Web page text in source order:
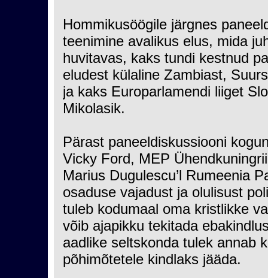
Hommikusöögile järgnes
teenimine avalikus elus, mida
huvitavas, kaks tundi kestnud
eludest külaline Zambiast,
ja kaks Europarlamendi liiget
Mikolasik.
Pärast paneeldiskussiooni
Vicky Ford, MEP
Marius Dugulescu’l Rumeenia
osaduse vajadust ja olulisust
tuleb kodumaal oma kristlikke
võib ajapikku tekitada
aadlike seltskonda tulek annab
põhimõtetele kindlaks jääda.